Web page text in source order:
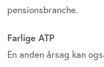
pensionsbranche.
Farlige ATP
En anden årsag kan